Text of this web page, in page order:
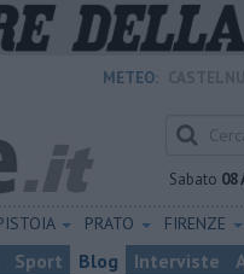
METEO:
Sabato 08
PRATO FIRENZE
Sport Blog Interviste